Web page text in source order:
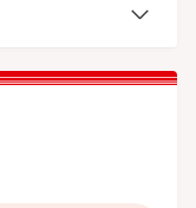
idag, öppnar